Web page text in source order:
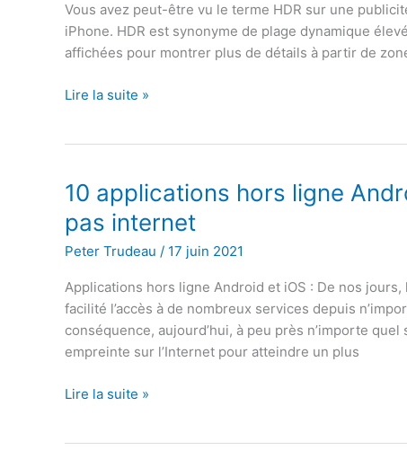
Vous avez peut-être vu le terme HDR sur une
iPhone. HDR est synonyme de plage dynamique
affichées pour montrer plus de détails à partir de
Qu’est-
HDR
sur
un
appareil
iPhone
?
Lire la suite »
10 applications hors ligne
pas internet
Peter Trudeau / 17 juin 2021
Applications hors ligne Android et iOS : De nos
facilité l’accès à de nombreux services depuis
conséquence, aujourd’hui, à peu près n’importe
empreinte sur l’Internet pour atteindre un plus
10
Lire la suite »